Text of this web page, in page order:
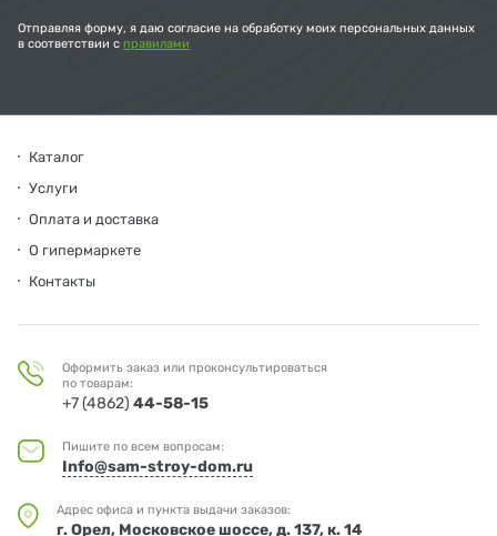
Отправляя форму, я даю согласие на обработку моих персональных данных
в соответствии с правилами
Каталог
Услуги
Оплата и доставка
О гипермаркете
Контакты
Оформить заказ или проконсультироваться
по товарам:
+7 (4862) 44-58-15
Пишите по всем вопросам:
Info@sam-stroy-dom.ru
Адрес офиса и пункта выдачи заказов:
г. Орел, Московское шоссе, д. 137, к. 14